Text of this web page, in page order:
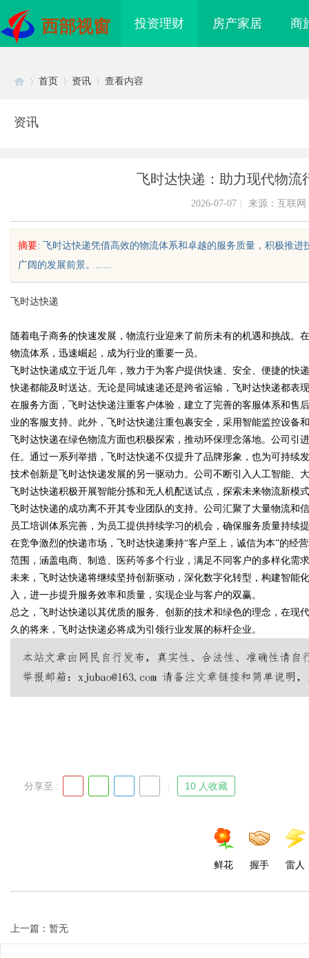
西部视窗 投资理财 房产家居 商
uz
!
首页 资讯 查看内容
资讯
飞时达快递：助力现代物流
2026-07-07 来源：互联网
摘要: 飞时达快递凭借高效的物流体系和卓越的服务质量，积极推
广阔的发展前景。......
飞时达快递
随着电子商务的快速发展，物流行业迎来了前所未有的机遇和挑战。
物流体系，迅速崛起，成为行业的重要一员。
飞时达快递成立于近几年，致力于为客户提供快速、安全、便捷的
快递都能及时送达。无论是同城速递还是跨省运输，飞时达快递都表
在服务方面，飞时达快递注重客户体验，建立了完善的客服体系和售
业的客服支持。此外，飞时达快递注重包裹安全，采用智能监控设备
飞时达快递在绿色物流方面也积极探索，推动环保理念落地。公司
任。通过一系列举措，飞时达快递不仅提升了品牌形象，也为可持续
技术创新是飞时达快递发展的另一驱动力。公司不断引入人工智能、
飞时达快递积极开展智能分拣和无人机配送试点，探索未来物流新模
飞时达快递的成功离不开其专业团队的支持。公司汇聚了大量物流
员工培训体系完善，为员工提供持续学习的机会，确保服务质量持续
在竞争激烈的快递市场，飞时达快递秉持“客户至上，诚信为本”的经
范围，涵盖电商、制造、医药等多个行业，满足不同客户的多样化需
未来，飞时达快递将继续坚持创新驱动，深化数字化转型，构建智能
入，进一步提升服务效率和质量，实现企业与客户的双赢。
总之，飞时达快递以其优质的服务、创新的技术和绿色的理念，在现
久的将来，飞时达快递必将成为引领行业发展的标杆企业。
分享至 : 10 人收藏
鲜花 握手 雷人
上一篇：暂无
配眼镜
服务商俐麸科技